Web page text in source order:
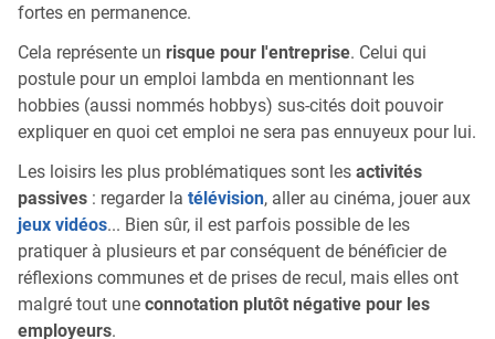
fortes en permanence.
Cela représente un risque pour l'entreprise. Celui qui
postule pour un emploi lambda en mentionnant les
hobbies (aussi nommés hobbys) sus-cités doit pouvoir
expliquer en quoi cet emploi ne sera pas ennuyeux pour lui.
Les loisirs les plus problématiques sont les activités
passives : regarder la télévision, aller au cinéma, jouer aux
jeux vidéos... Bien sûr, il est parfois possible de les
pratiquer à plusieurs et par conséquent de bénéficier de
réflexions communes et de prises de recul, mais elles ont
malgré tout une connotation plutôt négative pour les
employeurs.